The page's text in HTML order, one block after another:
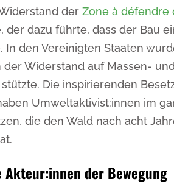
der Zone à défendre
der dazu führte, dass der Bau
In den Vereinigten Staaten
der Widerstand auf Massen-
Die inspirierenden
Umweltaktivist:innen im
die den Wald nach acht
der Bewegung